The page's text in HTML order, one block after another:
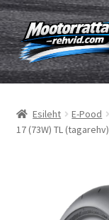
Liigu
navigeerimisele
Liigu
sisu
juurde
Rehvid
Sisekumm
Esileht E-Pood
17 (73W) TL (tagarehv)